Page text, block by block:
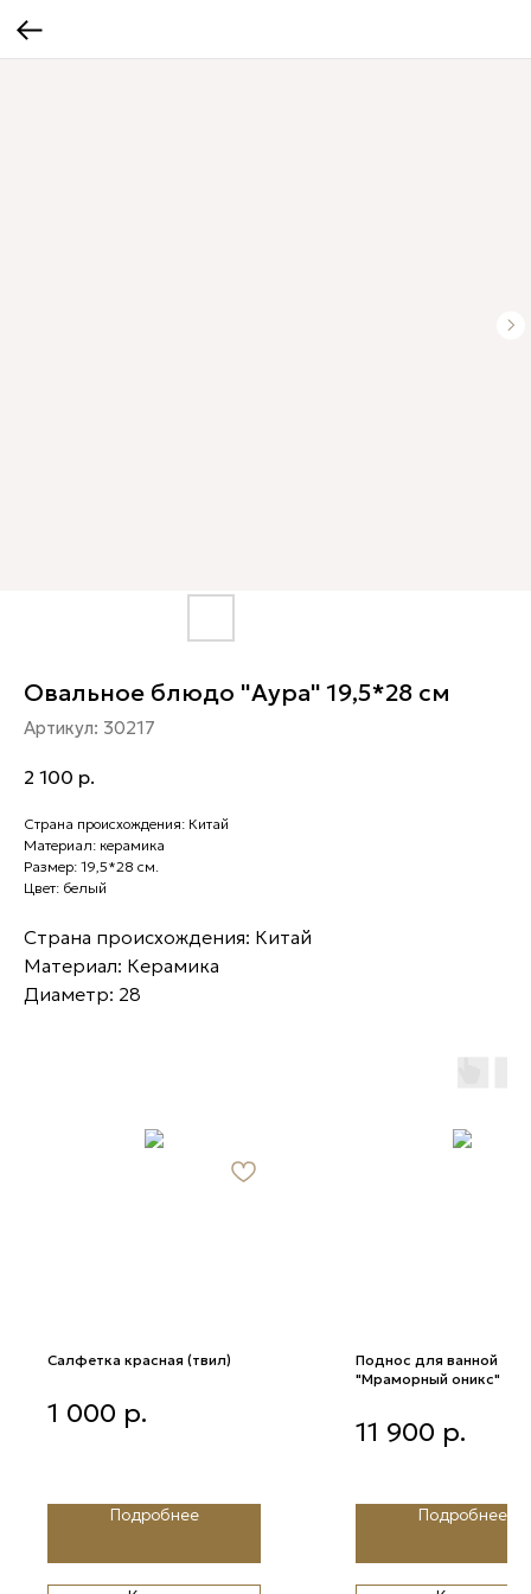
Овальное блюдо "Аура" 19,5*28 см
Артикул: 30217
2 100 р.
Страна происхождения: Китай
Материал: керамика
Размер: 19,5*28 см.
Цвет: белый
Страна происхождения: Китай
Материал: Керамика
Диаметр: 28
Салфетка красная (твил)
1 000 р.
Подробнее
Поднос для ванной
"Мраморный оникс"
"Мраморный оникс"
11 900 р.
Подробнее